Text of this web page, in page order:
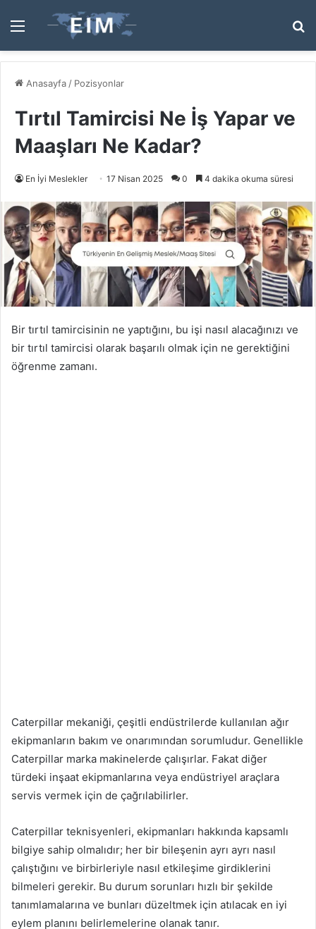
Menü
...
Anasayfa / Pozisyonlar
Tırtıl Tamircisi Ne İş Yapar ve
Maaşları Ne Kadar?
En İyi Meslekler 17 Nisan 2025 0 4 dakika okuma süresi
Bir tırtıl tamircisinin ne yaptığını, bu işi nasıl alacağınızı ve
bir tırtıl tamircisi olarak başarılı olmak için ne gerektiğini
öğrenme zamanı.
Caterpillar mekaniği, çeşitli endüstrilerde kullanılan ağır
ekipmanların bakım ve onarımından sorumludur. Genellikle
Caterpillar marka makinelerde çalışırlar. Fakat diğer
türdeki inşaat ekipmanlarına veya endüstriyel araçlara
servis vermek için de çağrılabilirler.
Caterpillar teknisyenleri, ekipmanları hakkında kapsamlı
bilgiye sahip olmalıdır; her bir bileşenin ayrı ayrı nasıl
çalıştığını ve birbirleriyle nasıl etkileşime girdiklerini
bilmeleri gerekir. Bu durum sorunları hızlı bir şekilde
tanımlamalarına ve bunları düzeltmek için atılacak en iyi
eylem planını belirlemelerine olanak tanır.